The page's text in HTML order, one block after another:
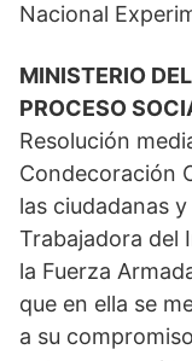
Nacional
MINISTERIO
PROCESO
Resolución
Condecoración
las ciudadanas
Trabajadora del
la Fuerza
que en ella se
a su